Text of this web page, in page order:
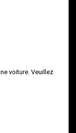
voiture. Veuillez